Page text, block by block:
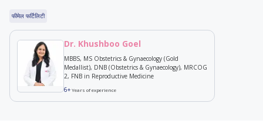
फीमेल फर्टिलिटी
Dr. Khushboo Goel
MBBS, MS Obstetrics & Gynaecology (Gold
Medallist), DNB (Obstetrics & Gynaecology), MRCOG
2, FNB in Reproductive Medicine
6+Years of experience